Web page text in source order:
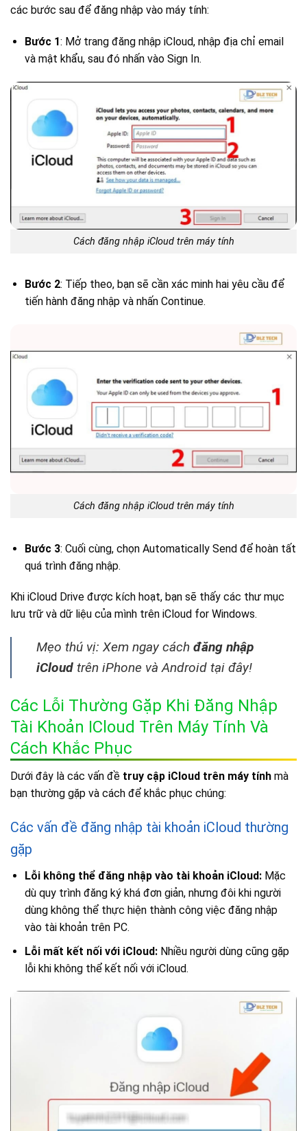
các bước sau để đăng nhập vào máy tính:
Bước 1: Mở trang đăng nhập iCloud, nhập địa chỉ email
và mật khẩu, sau đó nhấn vào Sign In.
Cách đăng nhập iCloud trên máy tính
Bước 2: Tiếp theo, bạn sẽ cần xác minh hai yêu cầu để
tiến hành đăng nhập và nhấn Continue.
Cách đăng nhập iCloud trên máy tính
Bước 3: Cuối cùng, chọn Automatically Send để hoàn tất
quá trình đăng nhập.
Khi iCloud Drive được kích hoạt, bạn sẽ thấy các thư mục
lưu trữ và dữ liệu của mình trên iCloud for Windows.
Mẹo thú vị: Xem ngay cách đăng nhập
iCloud trên iPhone và Android tại đây!
Các Lỗi Thường Gặp Khi Đăng Nhập
Tài Khoản ICloud Trên Máy Tính Và
Cách Khắc Phục
Dưới đây là các vấn đề truy cập iCloud trên máy tính mà
bạn thường gặp và cách để khắc phục chúng:
Các vấn đề đăng nhập tài khoản iCloud thường
gặp
Lỗi không thể đăng nhập vào tài khoản iCloud:Mặc
dù quy trình đăng ký khá đơn giản, nhưng đôi khi người
dùng không thể thực hiện thành công việc đăng nhập
vào tài khoản trên PC.
Lỗi mất kết nối với iCloud:Nhiều người dùng cũng gặp
lỗi khi không thể kết nối với iCloud.